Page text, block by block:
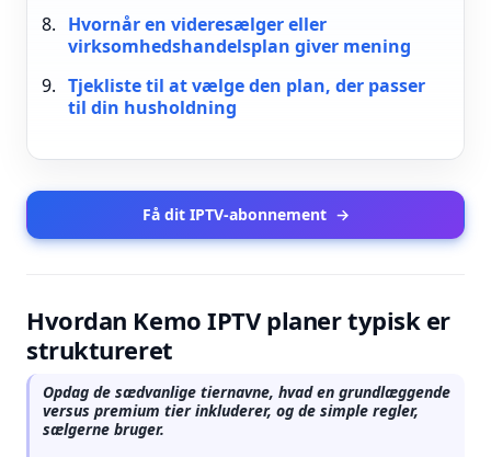
Hvornår en videresælger eller
virksomhedshandelsplan giver mening
Tjekliste til at vælge den plan, der passer
til din husholdning
Få dit IPTV-abonnement →
Hvordan Kemo IPTV planer typisk er
struktureret
Opdag de sædvanlige tiernavne, hvad en grundlæggende
versus premium tier inkluderer, og de simple regler,
sælgerne bruger.